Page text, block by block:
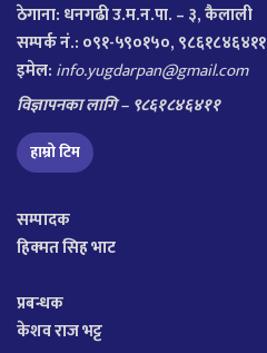
ठेगाना: धनगढी उ.म.न.पा. – ३, कैलाली
सम्पर्क नं.: ०९१-५९०१५०, ९८६१८४६४११
इमेल: info.yugdarpan@gmail.com
विज्ञापनका लागि – ९८६१८४६४११
हाम्रो टिम
सम्पादक
हिक्मत सिह भाट
प्रबन्धक
केशव राज भट्ट